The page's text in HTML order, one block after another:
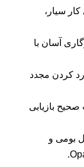
سیار،
آسان با
کردن مجدد
بازیابی
بومی و